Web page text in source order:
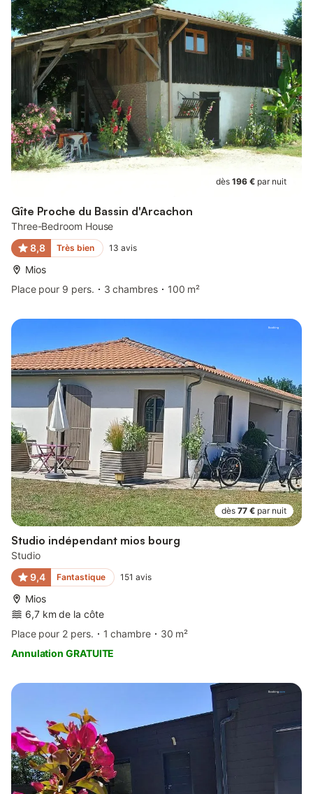
dès 196 € par nuit
Gîte Proche du Bassin d'Arcachon
Three-Bedroom House
8,8
Très bien 13 avis
Mios
Place pour 9 pers.
3 chambres 100 m²
dès 77 € par nuit
Studio indépendant mios bourg
Studio
9,4
Fantastique 151 avis
Mios
6,7 km de la côte
Place pour 2 pers.
1 chambre
30 m²
Annulation GRATUITE